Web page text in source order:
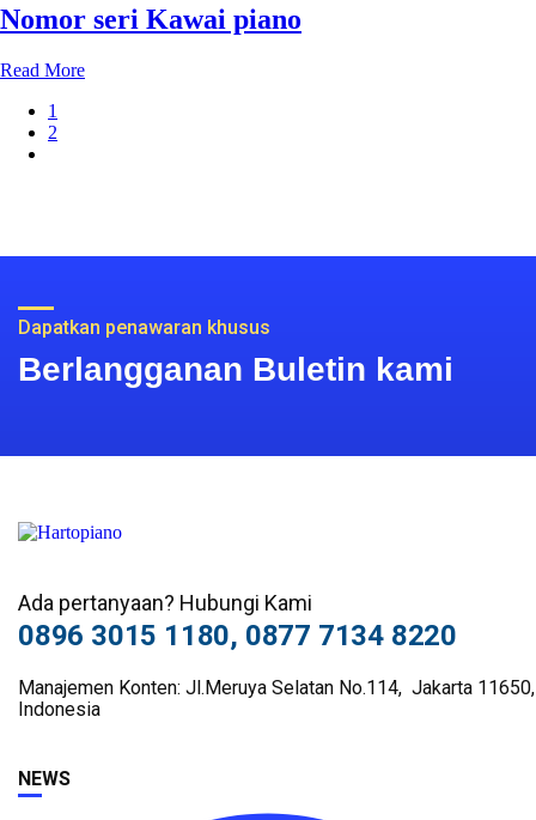
Nomor seri Kawai piano
Read More
1
2
Dapatkan penawaran khusus
Berlangganan Buletin kami
Ada pertanyaan? Hubungi Kami
0896 3015 1180, 0877 7134 8220
Manajemen Konten: Jl.Meruya Selatan No.114, Jakarta 11650,
Indonesia
NEWS